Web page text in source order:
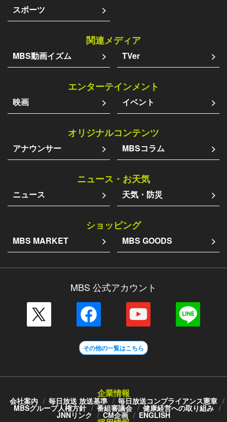
スポーツ
関連メディア
MBS動画イズム TVer
エンターテインメント
映画 イベント
オリジナルコンテンツ
アナウンサー MBSコラム
ニュース・お天気
ニュース 天気・防災
ショッピング
MBS MARKET MBS GOODS
MBS 公式アカウント
その他の一覧はこちら
企業情報
会社案内 毎日放送 放送基準 毎日放送コンプライアンス憲章
MBSグループ人権方針 番組審議会 健康経営への取り組み
JNNリンク CM企画 ENGLISH